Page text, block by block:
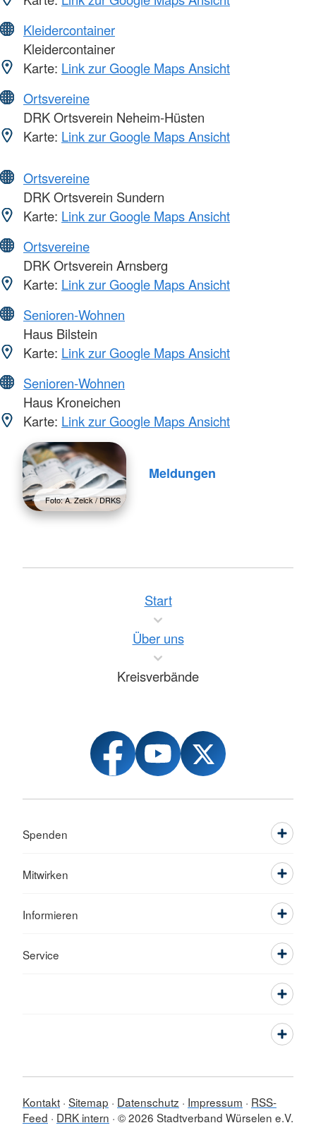
Kleidercontainer
Kleidercontainer
Karte: Link zur Google Maps Ansicht
Ortsvereine
DRK Ortsverein Neheim-Hüsten
Karte: Link zur Google Maps Ansicht
Ortsvereine
DRK Ortsverein Sundern
Karte: Link zur Google Maps Ansicht
Ortsvereine
DRK Ortsverein Arnsberg
Karte: Link zur Google Maps Ansicht
Senioren-Wohnen
Haus Bilstein
Karte: Link zur Google Maps Ansicht
Senioren-Wohnen
Haus Kroneichen
Karte: Link zur Google Maps Ansicht
Foto: A. Zelck / DRKS
Meldungen
Start
Über uns
Kreisverbände
Spenden
Mitwirken
Informieren
Service
Kontakt Sitemap Datenschutz Impressum
RSS-
Feed
DRK intern © 2026 Stadtverband Würselen e.V.